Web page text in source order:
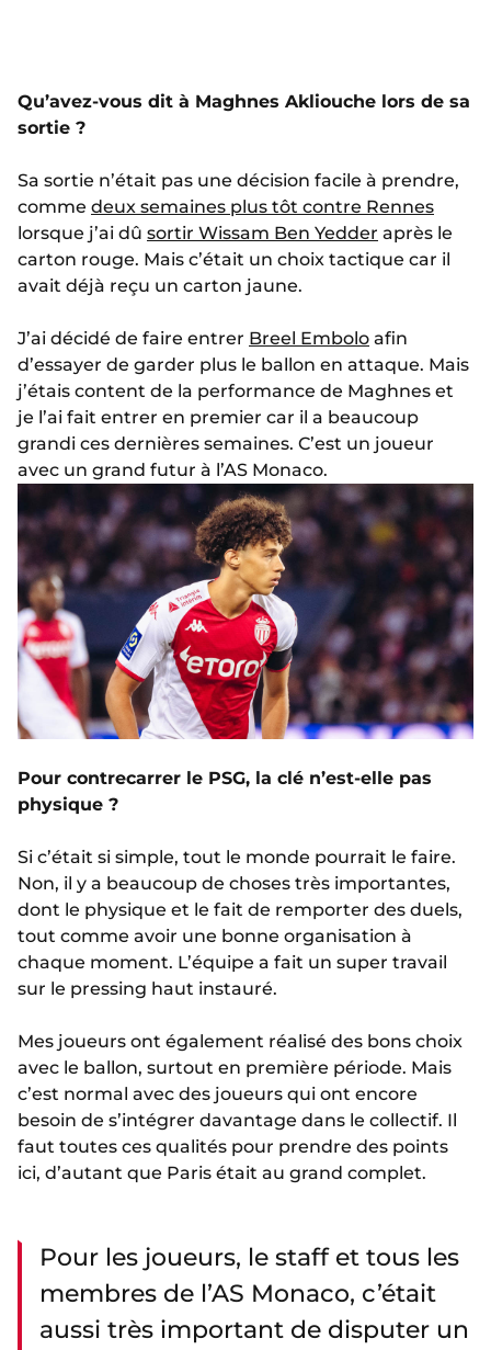
Qu’avez-vous dit à Maghnes Akliouche lors de sa
sortie ?
Sa sortie n’était pas une décision facile à prendre,
comme deux semaines plus tôt contre Rennes
lorsque j’ai dû sortir Wissam Ben Yedder après le
carton rouge. Mais c’était un choix tactique car il
avait déjà reçu un carton jaune.
J’ai décidé de faire entrer Breel Embolo afin
d’essayer de garder plus le ballon en attaque. Mais
j’étais content de la performance de Maghnes et
je l’ai fait entrer en premier car il a beaucoup
grandi ces dernières semaines. C’est un joueur
avec un grand futur à l’AS Monaco.
Pour contrecarrer le PSG, la clé n’est-elle pas
physique ?
Si c’était si simple, tout le monde pourrait le faire.
Non, il y a beaucoup de choses très importantes,
dont le physique et le fait de remporter des duels,
tout comme avoir une bonne organisation à
chaque moment. L’équipe a fait un super travail
sur le pressing haut instauré.
Mes joueurs ont également réalisé des bons choix
avec le ballon, surtout en première période. Mais
c’est normal avec des joueurs qui ont encore
besoin de s’intégrer davantage dans le collectif. Il
faut toutes ces qualités pour prendre des points
ici, d’autant que Paris était au grand complet.
Pour les joueurs, le staff et tous les
membres de l’AS Monaco, c’était
aussi très important de disputer un